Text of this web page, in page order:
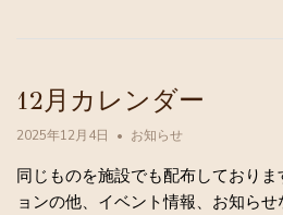
12月カレンダー
2025年12月4日 お知らせ
同じものを施設でも配布しており
ョンの他、イベント情報、お知ら